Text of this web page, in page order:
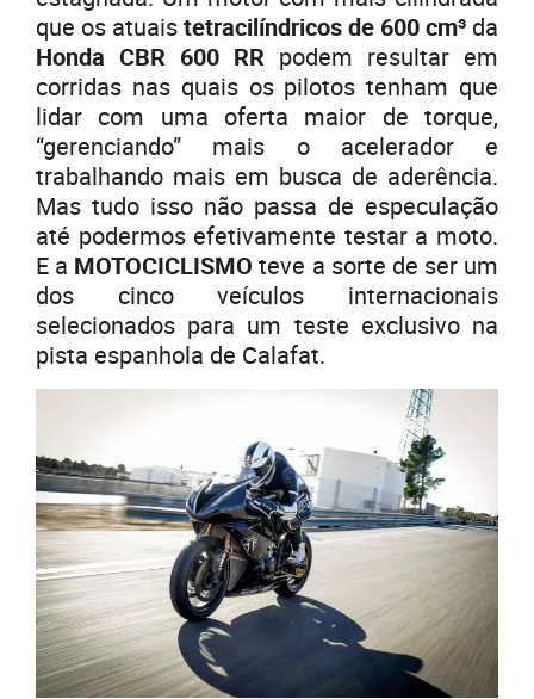
que os atuaistetracilíndricos de 600 cm³ da
Honda CBR 600 RR podem resultar em
corridas nas quais os pilotos tenham que
lidar com uma oferta maior de torque,
“gerenciando” mais o acelerador e
trabalhando mais em busca de aderência.
Mas tudo isso não passa de especulação
até podermos efetivamente testar a moto.
E a MOTOCICLISMO teve a sorte de ser um
dos cinco veículos internacionais
selecionados para um teste exclusivo na
pista espanhola de Calafat.